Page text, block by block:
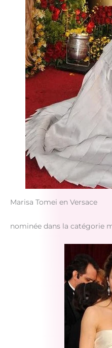
Marisa Tomei en Versace
nominée dans la catégorie